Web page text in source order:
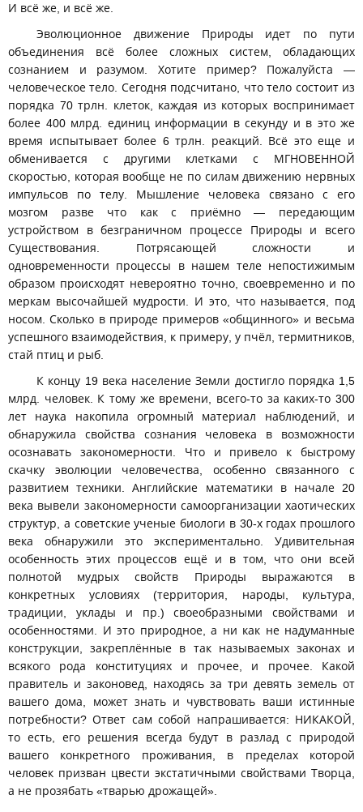
И всё же, и всё же.
Эволюционное движение Природы идет по пути
объединения всё более сложных систем, обладающих
сознанием и разумом. Хотите пример? Пожалуйста —
человеческое тело. Сегодня подсчитано, что тело состоит из
порядка 70 трлн. клеток, каждая из которых воспринимает
более 400 млрд. единиц информации в секунду и в это же
время испытывает более 6 трлн. реакций. Всё это еще и
обменивается с другими клетками с МГНОВЕННОЙ
скоростью, которая вообще не по силам движению нервных
импульсов по телу. Мышление человека связано с его
мозгом разве что как с приёмно — передающим
устройством в безграничном процессе Природы и всего
Существования. Потрясающей сложности и
одновременности процессы в нашем теле непостижимым
образом происходят невероятно точно, своевременно и по
меркам высочайшей мудрости. И это, что называется, под
носом. Сколько в природе примеров «общинного» и весьма
успешного взаимодействия, к примеру, у пчёл, термитников,
стай птиц и рыб.
К концу 19 века население Земли достигло порядка 1,5
млрд. человек. К тому же времени, всего-то за каких-то 300
лет наука накопила огромный материал наблюдений, и
обнаружила свойства сознания человека в возможности
осознавать закономерности. Что и привело к быстрому
скачку эволюции человечества, особенно связанного с
развитием техники. Английские математики в начале 20
века вывели закономерности самоорганизации хаотических
структур, а советские ученые биологи в 30-х годах прошлого
века обнаружили это экспериментально. Удивительная
особенность этих процессов ещё и в том, что они всей
полнотой мудрых свойств Природы выражаются в
конкретных условиях (территория, народы, культура,
традиции, уклады и пр.) своеобразными свойствами и
особенностями. И это природное, а ни как не надуманные
конструкции, закреплённые в так называемых законах и
всякого рода конституциях и прочее, и прочее. Какой
правитель и законовед, находясь за три девять земель от
вашего дома, может знать и чувствовать ваши истинные
потребности? Ответ сам собой напрашивается: НИКАКОЙ,
то есть, его решения всегда будут в разлад с природой
вашего конкретного проживания, в пределах которой
человек призван цвести экстатичными свойствами Творца,
а не прозябать «тварью дрожащей».